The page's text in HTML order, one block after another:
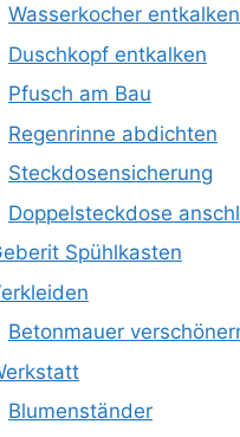
Wasserkocher entkalken
Duschkopf entkalken
Pfusch am Bau
Regenrinne abdichten
Steckdosensicherung
Doppelsteckdose
Spühlkasten
Betonmauer
Blumenständer